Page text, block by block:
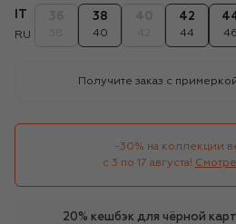
RU
38
40
42
44 46
Получите заказ с
-30% на коллекции
с 3 по 17 августа!
20% кешбэк для чёрной